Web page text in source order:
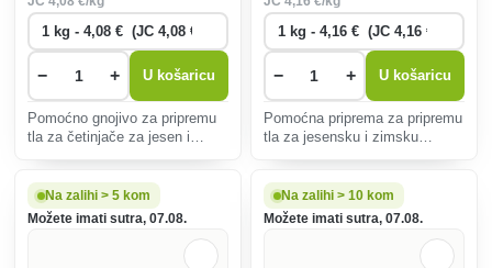
− + U košaricu
Pomoćno gnojivo za pripremu
tla za četinjače za jesen i
− + U košaricu
Pomoćna priprema za pripremu
tla za jesensku i zimsku
Na zalihi > 5 kom
Možete imati sutra, 07.08.
Na zalihi > 10 kom
Možete imati sutra, 07.08.